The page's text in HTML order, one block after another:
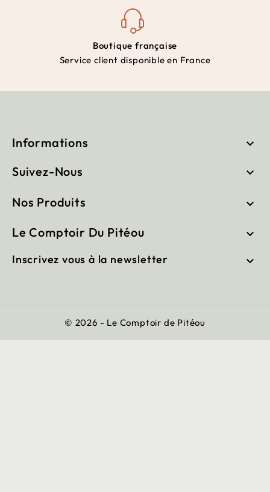
Boutique française
Service client disponible en France
Informations 
Suivez-Nous 
Nos Produits 
Le Comptoir Du Pitéou 
Inscrivez vous à la newsletter 
© 2026 - Le Comptoir de Pitéou